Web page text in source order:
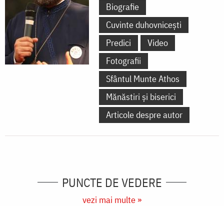
Biografie
Cuvinte duhovnicești
Predici
Video
Fotografii
Sfântul Munte Athos
Mănăstiri și biserici
Articole despre autor
PUNCTE DE VEDERE
vezi mai multe »